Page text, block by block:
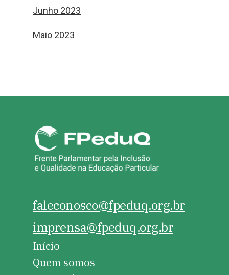
Junho 2023
Maio 2023
faleconosco@fpeduq.org.br
imprensa@fpeduq.org.br
Início
Quem somos